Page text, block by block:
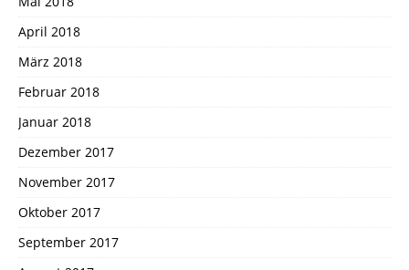
April 2018
März 2018
Februar 2018
Januar 2018
Dezember 2017
November 2017
Oktober 2017
September 2017